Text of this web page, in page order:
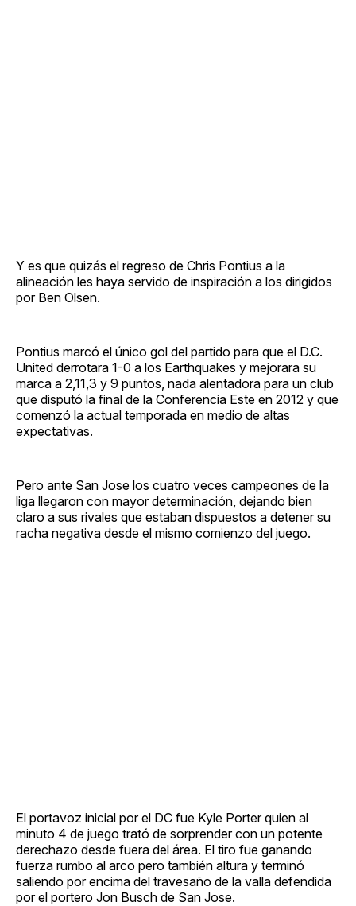
Y es que quizás el regreso de Chris Pontius a la
alineación les haya servido de inspiración a los dirigidos
por Ben Olsen.
Pontius marcó el único gol del partido para que el D.C.
United derrotara 1-0 a los Earthquakes y mejorara su
marca a 2,11,3 y 9 puntos, nada alentadora para un club
que disputó la final de la Conferencia Este en 2012 y que
comenzó la actual temporada en medio de altas
expectativas.
Pero ante San Jose los cuatro veces campeones de la
liga llegaron con mayor determinación, dejando bien
claro a sus rivales que estaban dispuestos a detener su
racha negativa desde el mismo comienzo del juego.
El portavoz inicial por el DC fue Kyle Porter quien al
minuto 4 de juego trató de sorprender con un potente
derechazo desde fuera del área. El tiro fue ganando
fuerza rumbo al arco pero también altura y terminó
saliendo por encima del travesaño de la valla defendida
por el portero Jon Busch de San Jose.